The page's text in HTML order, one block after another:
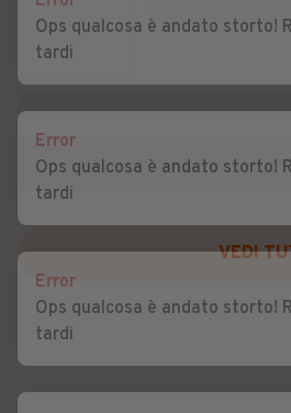
Auto usate Saletto
Auto usate San Giorgio in
Bosco
Viminario
Auto usate Sant'Angelo di
Piove di Sacco
Auto usate Sant'Urbano
Auto usate Santa
Margherita d'Adige
VEDI
Ops qualcosa è andato storto!
tardi
Error
Ops qualcosa è andato storto!
tardi
Error
Ops qualcosa è andato storto!
tardi